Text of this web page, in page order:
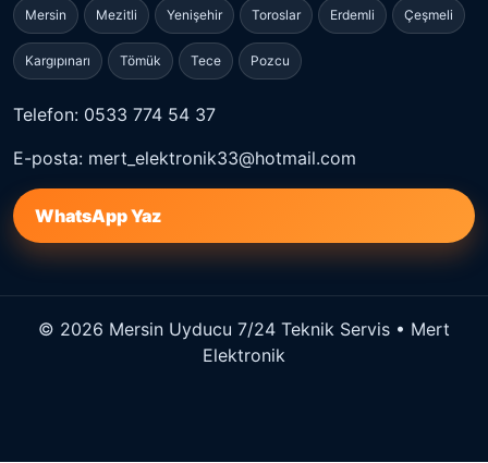
Mersin Mezitli Yenişehir Toroslar Erdemli Çeşmeli
Kargıpınarı Tömük Tece Pozcu
Telefon: 0533 774 54 37
E-posta: mert_elektronik33@hotmail.com
WhatsApp Yaz
© 2026 Mersin Uyducu 7/24 Teknik Servis • Mert
Elektronik